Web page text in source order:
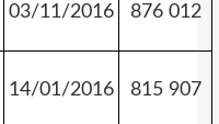
03/11/2016 876 012
14/01/2016 815 907